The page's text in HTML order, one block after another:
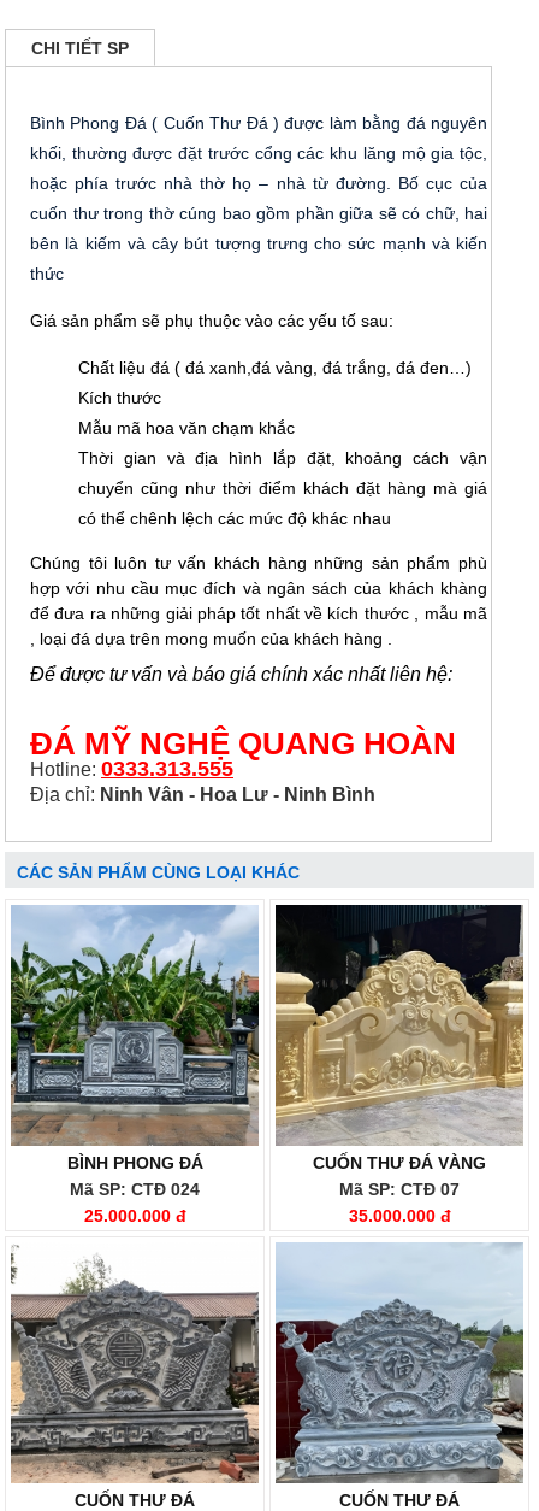
CHI TIẾT SP
Bình Phong Đá ( Cuốn Thư Đá ) được làm bằng đá nguyên
khối, thường được đặt trước cổng các khu lăng mộ gia tộc,
hoặc phía trước nhà thờ họ – nhà từ đường. Bố cục của
cuốn thư trong thờ cúng bao gồm phần giữa sẽ có chữ, hai
bên là kiếm và cây bút tượng trưng cho sức mạnh và kiến
thức
Giá sản phẩm sẽ phụ thuộc vào các yếu tố sau:
Chất liệu đá ( đá xanh,đá vàng, đá trắng, đá đen…)
Kích thước
Mẫu mã hoa văn chạm khắc
Thời gian và địa hình lắp đặt, khoảng cách vận
chuyển cũng như thời điểm khách đặt hàng mà giá
có thể chênh lệch các mức độ khác nhau
Chúng tôi luôn tư vấn khách hàng những sản phẩm phù
hợp với nhu cầu mục đích và ngân sách của khách khàng
để đưa ra những giải pháp tốt nhất về kích thước , mẫu mã
, loại đá dựa trên mong muốn của khách hàng .
Để được tư vấn và báo giá chính xác nhất liên hệ:
ĐÁ MỸ NGHỆ QUANG HOÀN
Hotline: 0333.313.555
Địa chỉ: Ninh Vân - Hoa Lư - Ninh Bình
CÁC SẢN PHẨM CÙNG LOẠI KHÁC
BÌNH PHONG ĐÁ
Mã SP: CTĐ 024
25.000.000 đ
CUỐN THƯ ĐÁ VÀNG
Mã SP: CTĐ 07
35.000.000 đ
CUỐN THƯ ĐÁ
CUỐN THƯ ĐÁ